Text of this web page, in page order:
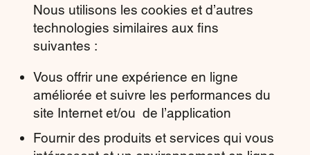
Nous utilisons les cookies et d’autres
technologies similaires aux fins
suivantes :
Vous offrir une expérience en ligne
améliorée et suivre les performances du
site Internet et/ou de l’application
Fournir des produits et services qui vous